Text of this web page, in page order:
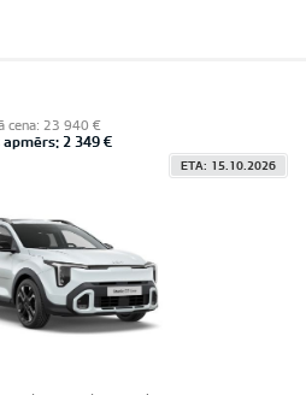
cena: 23 940 €
2 349 €
ETA: 15.10.2026